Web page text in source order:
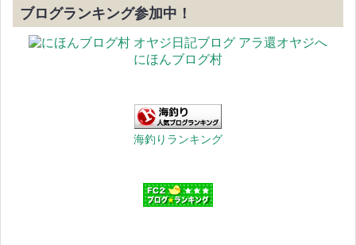
ブログランキング参加中！
にほんブログ村
海釣りランキング